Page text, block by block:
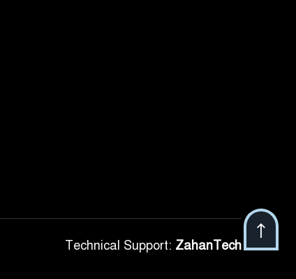
আ.লীগ ও বিএনপির বিরুদ্ধে
সমানভাবে লড়াই চালিয়ে যেতে
Technical Support: ZahanTech